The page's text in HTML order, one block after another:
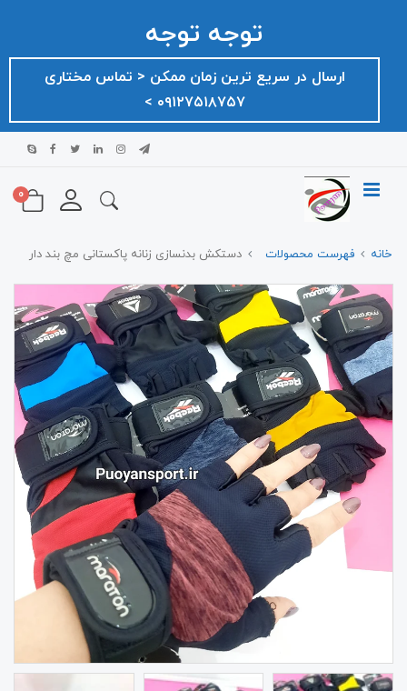
توجه توجه
ارسال در سریع ترین زمان ممکن ‌< تماس مختاری
۰۹۱۲۷۵۱۸۷۵۷ >
0
خانه فهرست محصولات دستکش بدنسازی زنانه پاکستانی مچ بند دار